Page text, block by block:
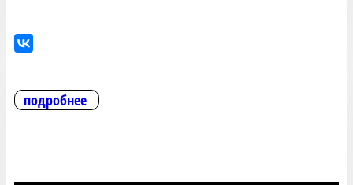
подробнее